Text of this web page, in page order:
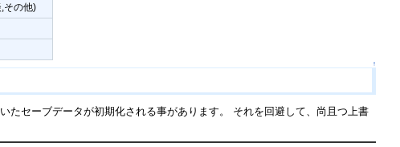
その他)
↑
セーブデータが初期化される事があります。 それを回避して、尚且つ上書